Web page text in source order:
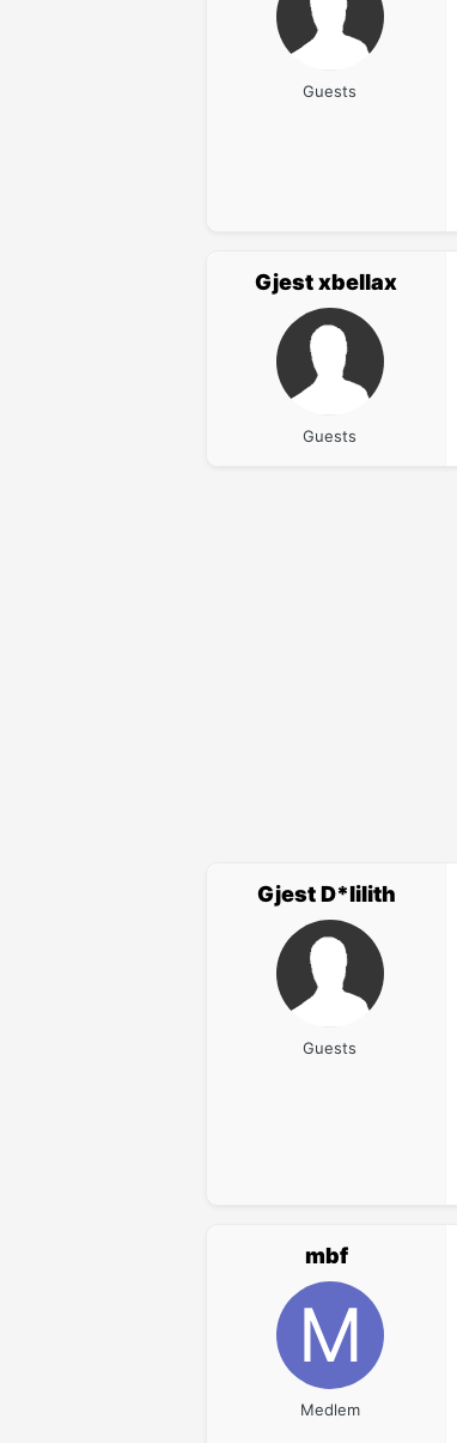
Guests
Gjest xbellax
Guests
Gjest D*lilith
Guests
mbf
Medlem